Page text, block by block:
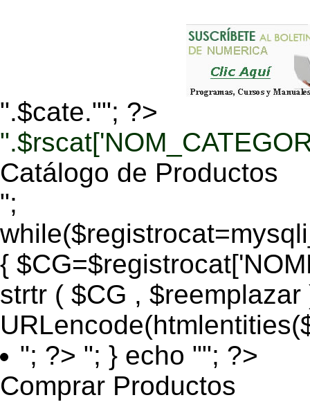
".$cate.""; ?>
Catálogo de Productos
";
{
strtr ( $CG , $reemplazar
"; ?> "; } echo ""; ?>
Comprar Productos